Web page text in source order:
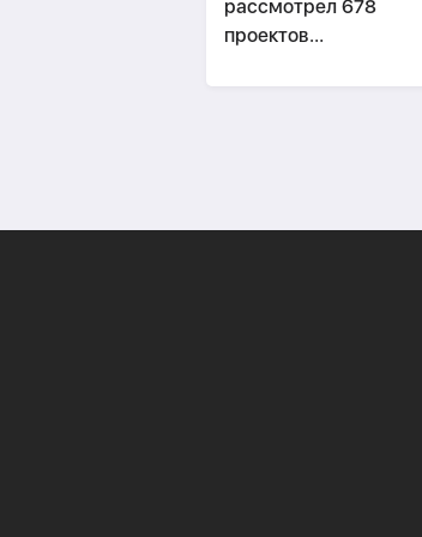
рассмотрел 678
проектов